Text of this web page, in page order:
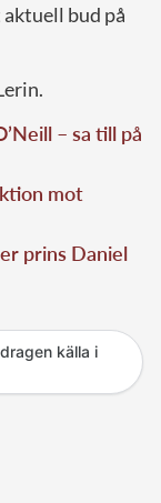
bud på
– sa till på
mot
prins Daniel
källa i